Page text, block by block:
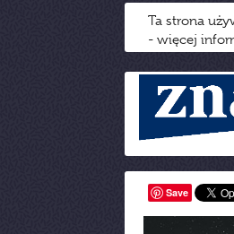
Ta strona
- więcej
Save